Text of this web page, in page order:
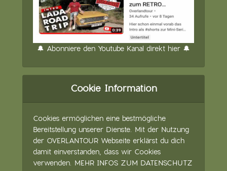
🔔 Abonniere den Youtube Kanal direkt hier 🔔
Cookie Information
Cookies ermöglichen eine bestmögliche
Bereitstellung unserer Dienste. Mit der Nutzung
der OVERLANTOUR Webseite erklärst du dich
damit einverstanden, dass wir Cookies
verwenden. MEHR INFOS ZUM DATENSCHUTZ